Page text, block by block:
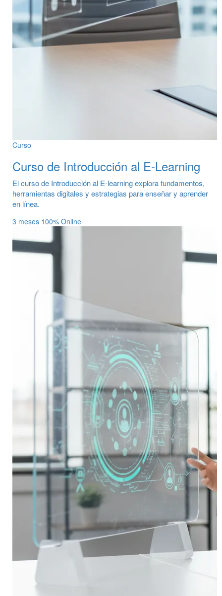
Curso
Curso de Introducción al E-Learning
El curso de Introducción al E-learning explora fundamentos,
herramientas digitales y estrategias para enseñar y aprender
en línea.
3 meses 100% Online